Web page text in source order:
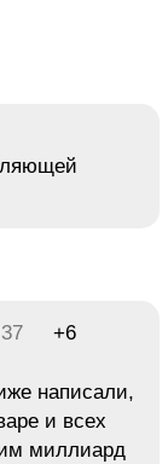
+6
написали,
и всех
миллиард